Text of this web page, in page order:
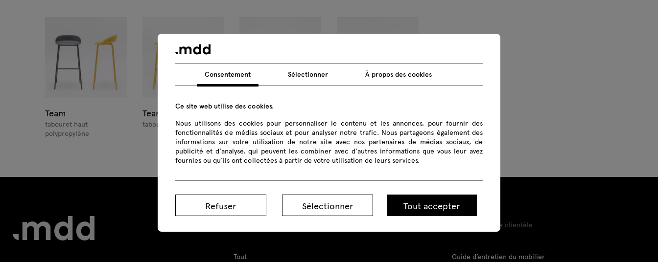
Team
tabouret haut
polypropylène
Team
tabouret haut tapissé canapé pouf
Tout
Outils et service clientèle
Guide d’entretien du mobilier
Consentement Sélectionner À propos des cookies
Ce site web utilise des cookies.
Nous utilisons des cookies pour personnaliser le contenu et les annonces, pour fournir des
fonctionnalités de médias sociaux et pour analyser notre trafic. Nous partageons également des
informations sur votre utilisation de notre site avec nos partenaires de médias sociaux, de
publicité et d'analyse, qui peuvent les combiner avec d'autres informations que vous leur avez
fournies ou qu'ils ont collectées à partir de votre utilisation de leurs services.
Refuser Sélectionner Tout accepter